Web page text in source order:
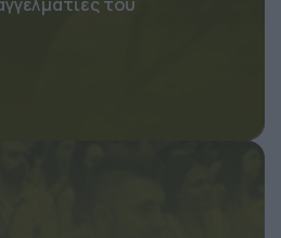
τις ομιλίες
του